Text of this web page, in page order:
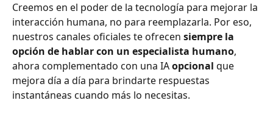
Creemos en el poder de la tecnología para mejorar la
interacción humana, no para reemplazarla. Por eso,
nuestros canales oficiales te ofrecen siempre la
opción de hablar con un especialista humano,
ahora complementado con una IA opcional que
mejora día a día para brindarte respuestas
instantáneas cuando más lo necesitas.